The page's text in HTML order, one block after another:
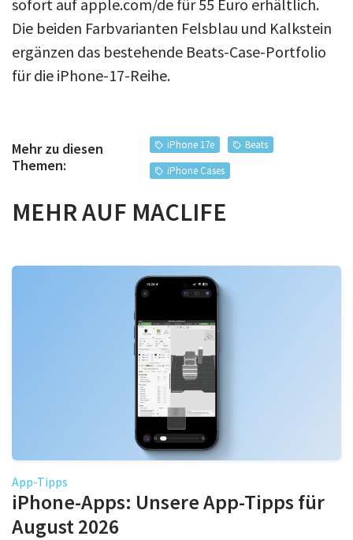
sofort auf apple.com/de für 55 Euro erhältlich.
Die beiden Farbvarianten Felsblau und Kalkstein
ergänzen das bestehende Beats-Case-Portfolio
für die iPhone-17-Reihe.
Mehr zu diesen
Themen:
iPhone 17e
Beats
iPhone Cases
MEHR AUF MACLIFE
App-Tipps
iPhone-Apps: Unsere App-Tipps für
August 2026